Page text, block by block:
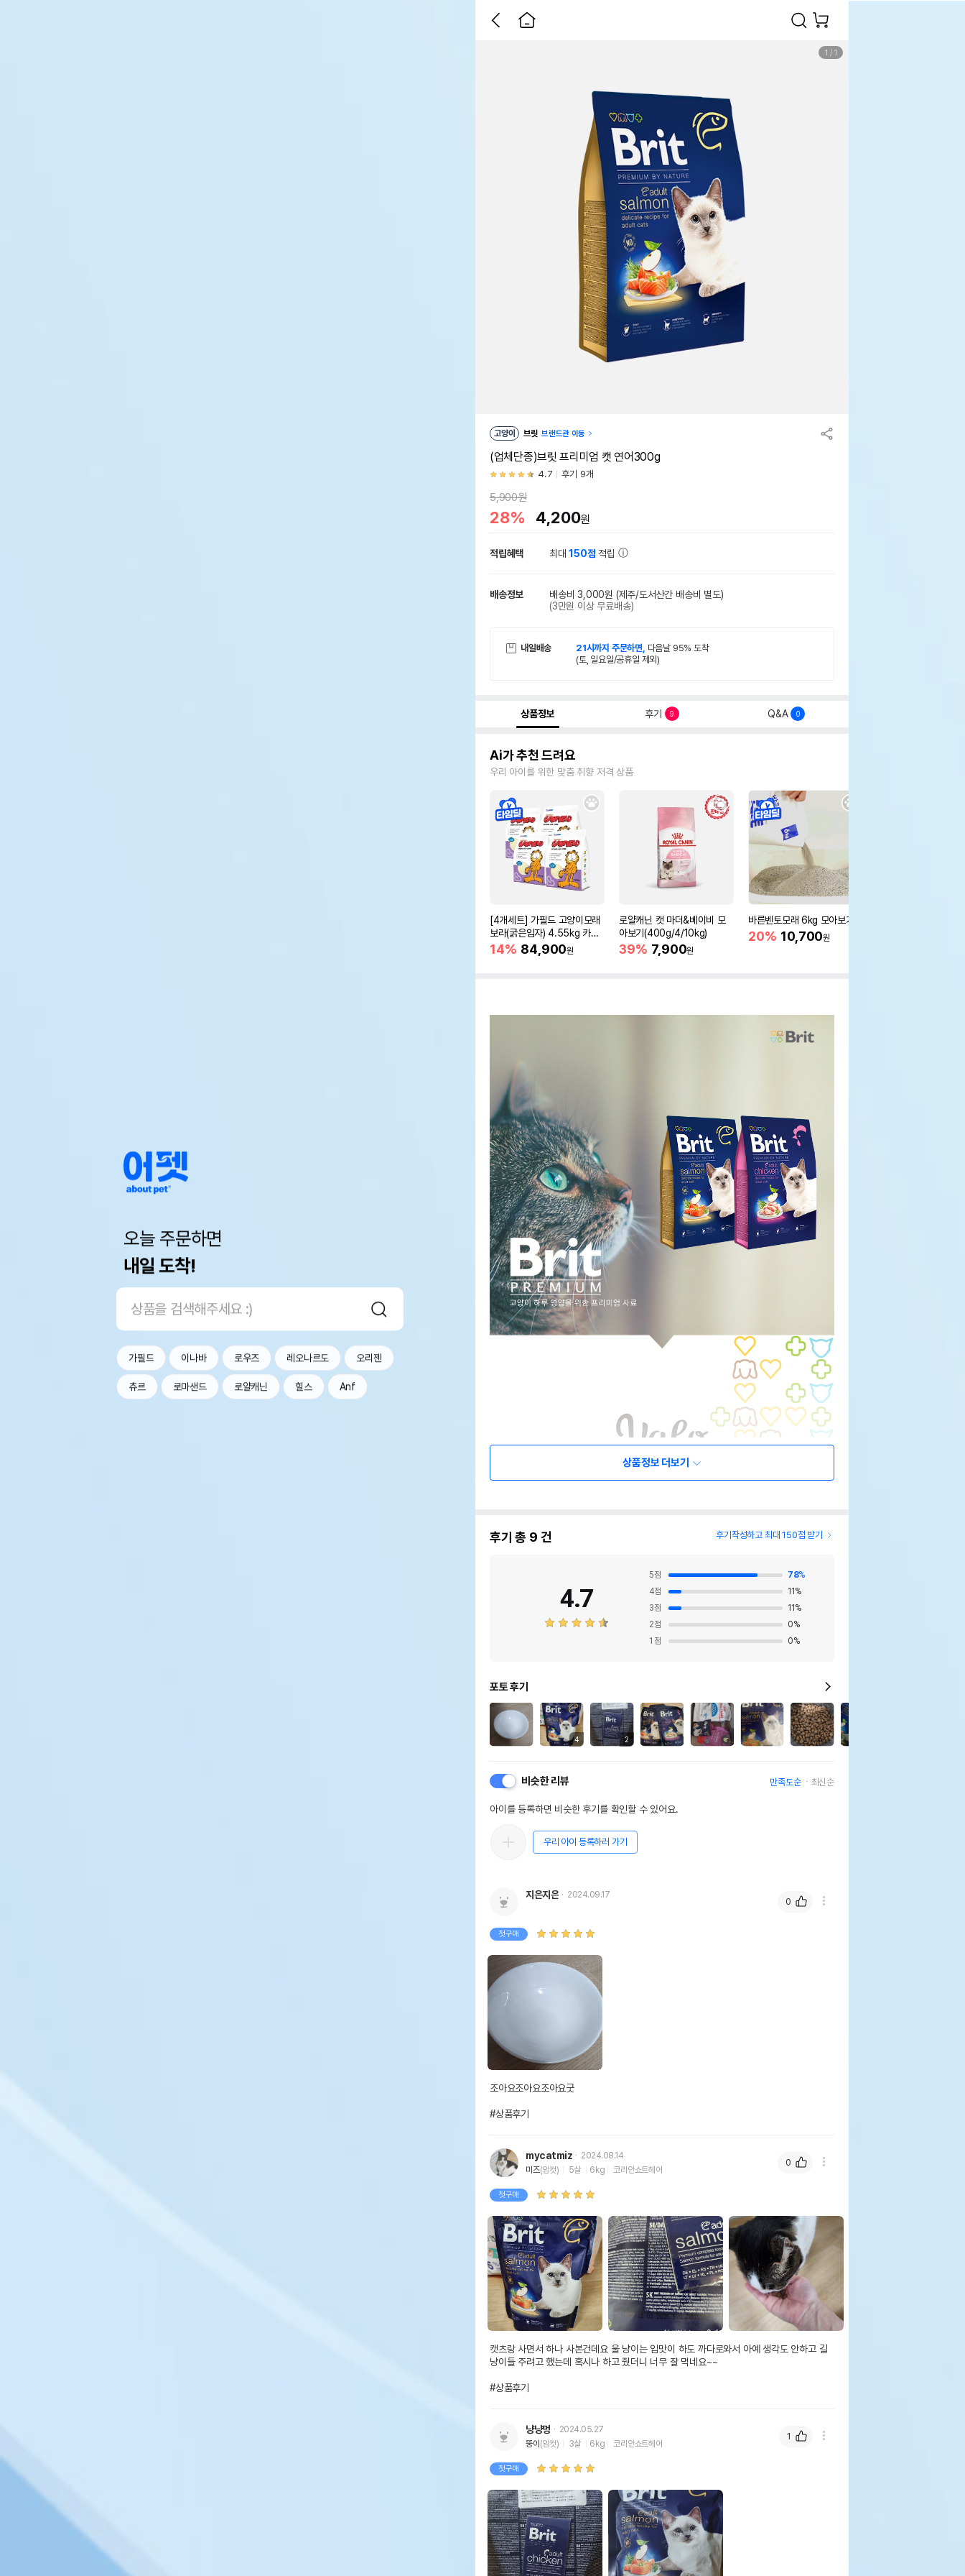
오늘 주문하면
내일 도착!
가필드 이나바 로우즈 레오나르도 오리젠
츄르 로마샌드 로얄캐닌 힐스 Anf
1 / 1
고양이 브릿 브랜드관 이동
(업체단종)브릿 프리미엄 캣 연어300g
4.7 후기 9개
5,900원
28% 4,200원
적립혜택 최대150점 적립
배송정보 배송비 3,000원 (제주/도서산간 배송비 별도)
(3만원 이상 무료배송)
내일배송 21시까지 주문하면, 다음날 95% 도착
(토, 일요일/공휴일 제외)
상품정보 후기 9 Q&A 0
Ai가 추천 드려요
우리 아이를 위한 맞춤 취향 저격 상품
[4개세트] 가필드 고양이모래
보라(굵은입자) 4.55kg 카사
바모래
14% 84,900원
로얄캐닌 캣 마더&베이비 모
아보기(400g/4/10kg)
39% 7,900원
바른벤토모래 6kg 모아보기
20% 10,700원
상품정보 더보기
후기 총 9 건 후기작성하고 최대 150점 받기
4.7
5점 78%
4점 11 %
3점 11 %
2점 0%
1 점 0%
포토 후기
4 2
비슷한 리뷰 만족도순 최신순
아이를 등록하면 비슷한 후기를 확인할 수 있어요.
우리 아이 등록하러 가기
지은지은 2024.09.17
첫구매
조아요조아요조아요굿
#상품후기
0
mycatmiz
2024.08.14
미즈(암컷) 5살 6kg 코리안쇼트헤어
첫구매
캣츠랑 사면서 하나 사본건데요 울 냥이는 입맛이 하도 까다로와서 아예 생각도 안하고 길
냥이들 주려고 했는데 혹시나 하고 줬더니 너무 잘 먹네요~~
#상품후기
0
냥냥멍
2024.05.27
뚱이(암컷) 3살 6kg 코리안쇼트헤어
첫구매
1